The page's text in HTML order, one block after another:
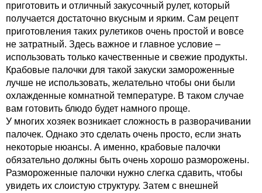
приготовить и отличный закусочный рулет, который
получается достаточно вкусным и ярким. Сам рецепт
приготовления таких рулетиков очень простой и вовсе
не затратный. Здесь важное и главное условие –
использовать только качественные и свежие продукты.
Крабовые палочки для такой закуски замороженные
лучше не использовать, желательно чтобы они были
охлажденные комнатной температуре. В таком случае
вам готовить блюдо будет намного проще.
У многих хозяек возникает сложность в разворачивании
палочек. Однако это сделать очень просто, если знать
некоторые нюансы. А именно, крабовые палочки
обязательно должны быть очень хорошо разморожены.
Размороженные палочки нужно слегка сдавить, чтобы
увидеть их слоистую структуру. Затем с внешней